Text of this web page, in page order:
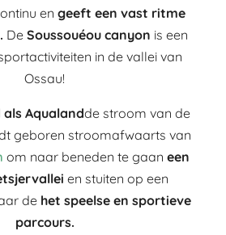
en geeft een vast ritme
De Soussouéou canyon is een
in de vallei van
Ossau!
Aqualandde stroom van de
geboren stroomafwaarts van
om naar beneden te gaan een
en stuiten op een
de het speelse en sportieve
parcours.